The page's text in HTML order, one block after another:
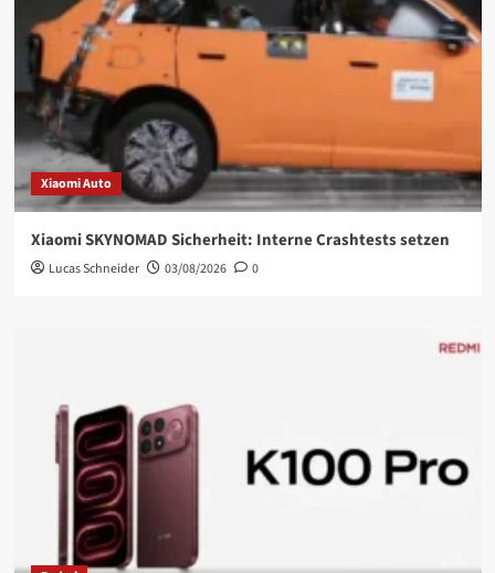
Xiaomi Auto
Xiaomi SKYNOMAD Sicherheit: Interne Crashtests setzen
Lucas Schneider 03/08/2026 0